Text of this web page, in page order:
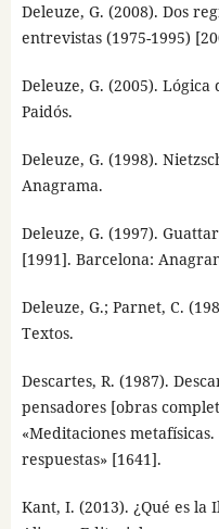
Deleuze, G. (2008). Dos
entrevistas (1975-1995)
Deleuze, G. (2005).
Paidós.
Deleuze, G. (1998).
Anagrama.
Deleuze, G. (1997).
[1991]. Barcelona:
Deleuze, G.; Parnet, C.
Textos.
Descartes, R. (1987).
pensadores [obras
«Meditaciones
respuestas» [1641].
Kant, I. (2013). ¿Qué es